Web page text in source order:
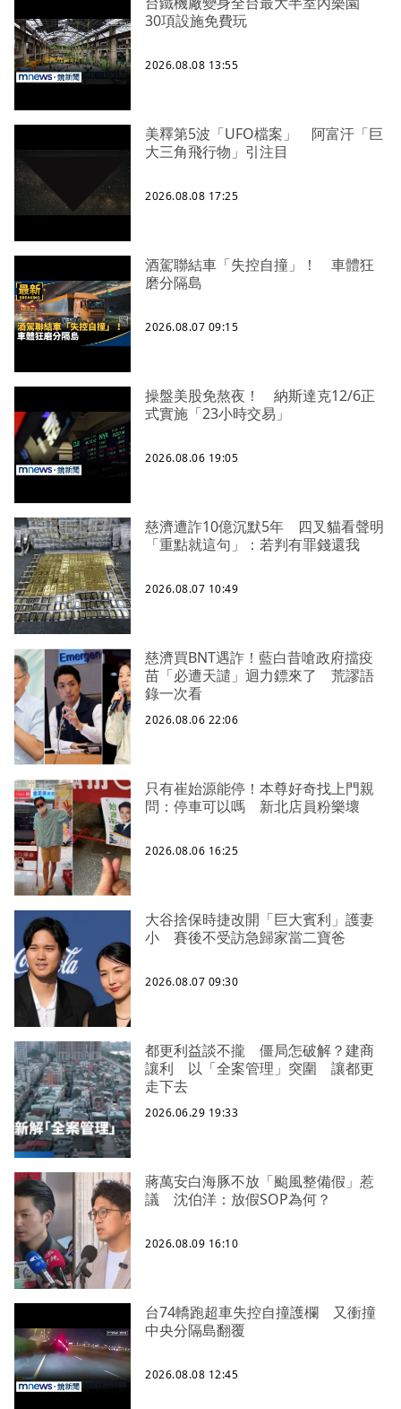
30項設施免費玩
2026.08.08 13:55
美釋第5波「UFO檔案」 阿富汗「巨
大三角飛行物」引注目
2026.08.08 17:25
酒駕聯結車「失控自撞」！ 車體狂
磨分隔島
2026.08.07 09:15
操盤美股免熬夜！ 納斯達克12/6正
式實施「23小時交易」
2026.08.06 19:05
慈濟遭詐10億沉默5年 四叉貓看聲明
「重點就這句」：若判有罪錢還我
2026.08.07 10:49
慈濟買BNT遇詐！藍白昔嗆政府擋疫
苗「必遭天譴」迴力鏢來了 荒謬語
錄一次看
2026.08.06 22:06
只有崔始源能停！本尊好奇找上門親
問：停車可以嗎 新北店員粉樂壞
2026.08.06 16:25
大谷捨保時捷改開「巨大賓利」護妻
小 賽後不受訪急歸家當二寶爸
2026.08.07 09:30
都更利益談不攏 僵局怎破解？建商
讓利 以「全案管理」突圍 讓都更
走下去
2026.06.29 19:33
蔣萬安白海豚不放「颱風整備假」惹
議 沈伯洋：放假SOP為何？
2026.08.09 16:10
台74轎跑超車失控自撞護欄 又衝撞
中央分隔島翻覆
2026.08.08 12:45